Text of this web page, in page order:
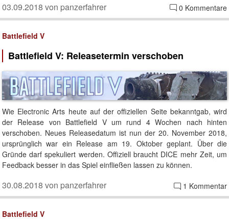
0 Kommentare
03.09.2018 von panzerfahrer
Battlefield V
Battlefield V: Releasetermin verschoben
Wie Electronic Arts heute auf der offiziellen Seite bekanntgab, wird
der Release von Battlefield V um rund 4 Wochen nach hinten
verschoben. Neues Releasedatum ist nun der 20. November 2018,
ursprünglich war ein Release am 19. Oktober geplant. Über die
Gründe darf spekuliert werden. Offiziell braucht DICE mehr Zeit, um
Feedback besser in das Spiel einfließen lassen zu können.
1 Kommentar
30.08.2018 von panzerfahrer
Battlefield V